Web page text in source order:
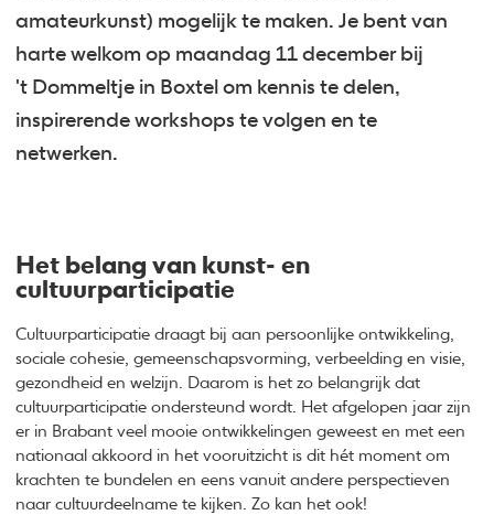
amateurkunst) mogelijk te maken. Je bent van
harte welkom op maandag 11 december bij
't Dommeltje in Boxtel om kennis te delen,
inspirerende workshops te volgen en te
netwerken.
Het belang van kunst- en
cultuurparticipatie
Cultuurparticipatie draagt bij aan persoonlijke ontwikkeling,
sociale cohesie, gemeenschapsvorming, verbeelding en visie,
gezondheid en welzijn. Daarom is het zo belangrijk dat
cultuurparticipatie ondersteund wordt. Het afgelopen jaar zijn
er in Brabant veel mooie ontwikkelingen geweest en met een
nationaal akkoord in het vooruitzicht is dit hét moment om
krachten te bundelen en eens vanuit andere perspectieven
naar cultuurdeelname te kijken. Zo kan het ook!